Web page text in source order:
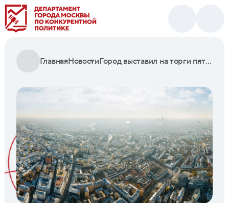
ГлавнаяНовости Город выставил на торги пять земельных участков под строительство объектов инфраструктуры